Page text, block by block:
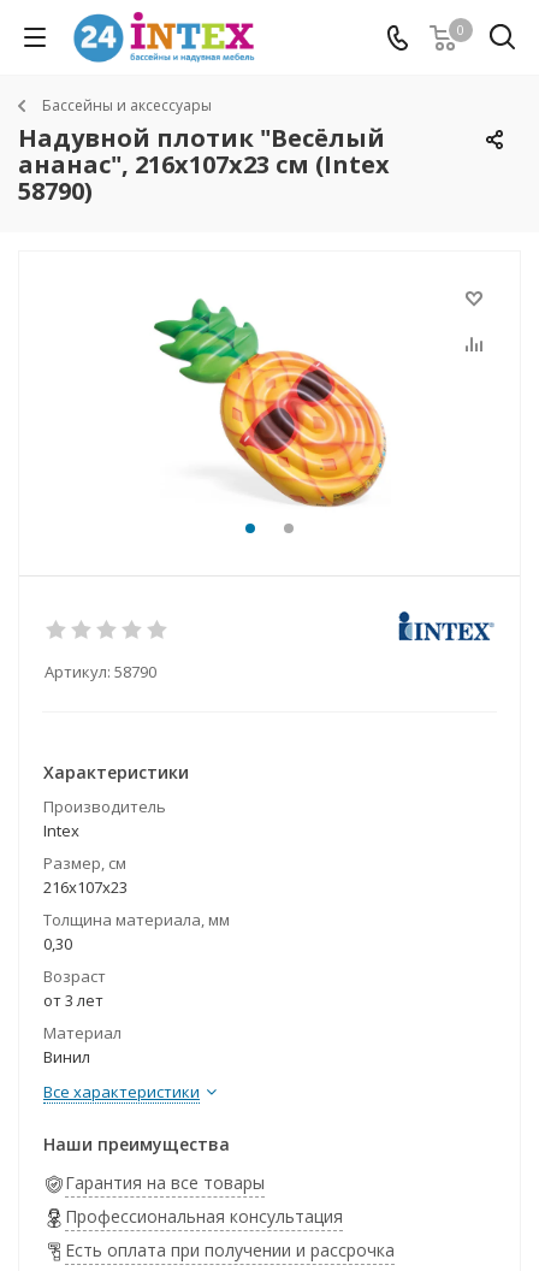
0
Бассейны и аксессуары
Надувной плотик "Весёлый
ананас", 216х107х23 см (Intex
58790)
Артикул: 58790
Характеристики
Производитель
Intex
Размер, см
216х107х23
Толщина материала, мм
0,30
Возраст
от 3 лет
Материал
Винил
Все характеристики
Наши преимущества
Гарантия на все товары
Профессиональная консультация
Есть оплата при получении и рассрочка